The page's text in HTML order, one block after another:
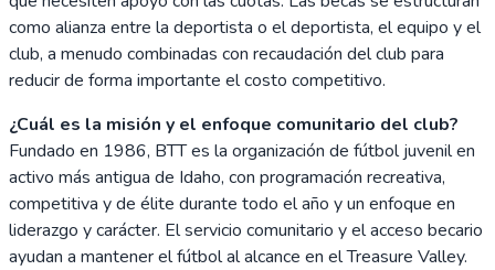
como alianza entre la deportista o el deportista, el equipo y el
club, a menudo combinadas con recaudación del club para
reducir de forma importante el costo competitivo.
¿Cuál es la misión y el enfoque comunitario del club?
Fundado en 1986, BTT es la organización de fútbol juvenil en
activo más antigua de Idaho, con programación recreativa,
competitiva y de élite durante todo el año y un enfoque en
liderazgo y carácter. El servicio comunitario y el acceso becario
ayudan a mantener el fútbol al alcance en el Treasure Valley.